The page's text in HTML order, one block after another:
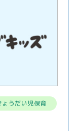
ょうだい児保育